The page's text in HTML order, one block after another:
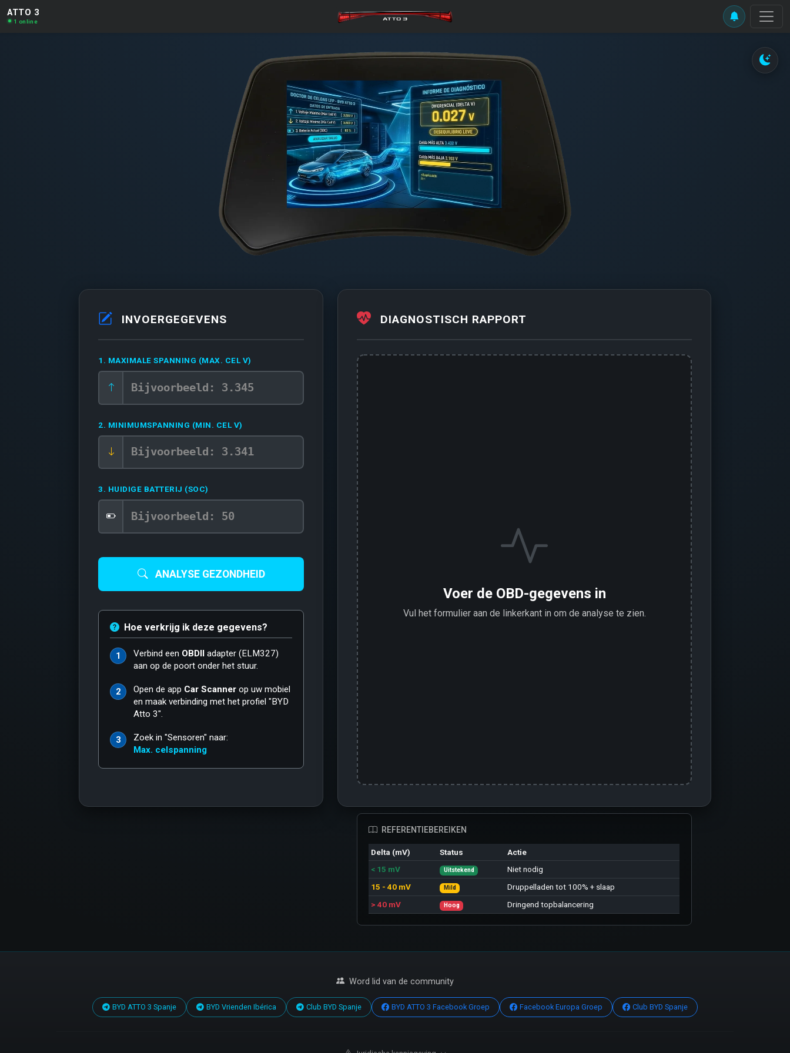
ATTO 3
1 online
INVOERGEGEVENS
1. MAXIMALE SPANNING (MAX. CEL V)
2. MINIMUMSPANNING (MIN. CEL V)
3. HUIDIGE BATTERIJ (SOC)
ANALYSE GEZONDHEID
Hoe verkrijg ik deze gegevens?
1 Verbind een OBDII adapter (ELM327)
aan op de poort onder het stuur.
2 Open de app Car Scanner op uw mobiel
en maak verbinding met het profiel "BYD
Atto 3".
3
Zoek in "Sensoren" naar:
Max. celspanning
DIAGNOSTISCH RAPPORT
Voer de OBD-gegevens in
Vul het formulier aan de linkerkant in om de analyse te zien.
REFERENTIEBEREIKEN
Delta (mV) Status
Actie
< 15 mV
Uitstekend
Niet nodig
15 - 40 mV
Mild
Druppelladen tot 100% + slaap
> 40 mV
Hoog Dringend topbalancering
Word lid van de community
BYD ATTO 3 Spanje BYD Vrienden Ibérica Club BYD Spanje BYD ATTO 3 Facebook Groep Facebook Europa Groep Club BYD Spanje